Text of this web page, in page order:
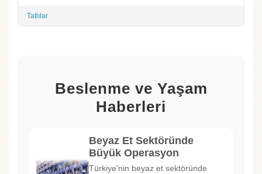
Tatlılar
Beslenme ve Yaşam
Haberleri
Beyaz Et Sektöründe
Büyük Operasyon
Türkiye'nin beyaz et sektöründe